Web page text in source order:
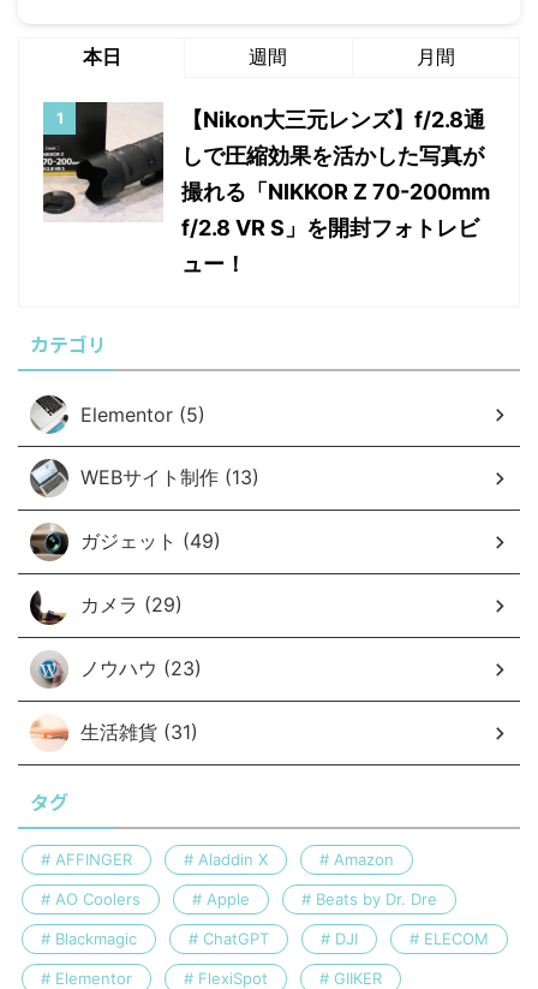
本日 週間 月間
【Nikon大三元レンズ】f/2.8通
しで圧縮効果を活かした写真が
撮れる「NIKKOR Z 70-200mm
f/2.8 VR S」を開封フォトレビ
ュー！
カテゴリ
Elementor (5)
WEBサイト制作 (13)
ガジェット (49)
カメラ (29)
ノウハウ (23)
生活雑貨 (31)
タグ
AFFINGER Aladdin X Amazon
AO Coolers Apple Beats by Dr. Dre
Blackmagic ChatGPT DJI ELECOM
Elementor FlexiSpot GIIKER